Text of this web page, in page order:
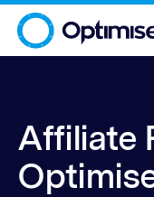
Affiliate